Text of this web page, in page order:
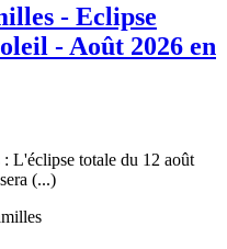
- Eclipse
- Août 2026 en
: L'éclipse totale du 12 août
(...)